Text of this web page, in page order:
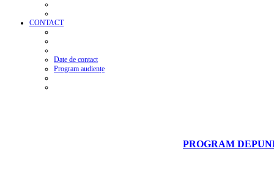
CONTACT
Date de contact
Program audiențe
PROGRAM